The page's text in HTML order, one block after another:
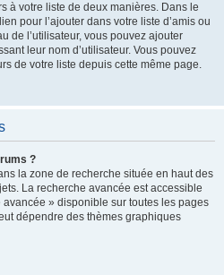
à votre liste de deux manières. Dans le
pour l’ajouter dans votre liste d’amis ou
de l’utilisateur, vous pouvez ajouter
leur nom d’utilisateur. Vous pouvez
de votre liste depuis cette même page.
?
la zone de recherche située en haut des
La recherche avancée est accessible
» disponible sur toutes les pages
dépendre des thèmes graphiques